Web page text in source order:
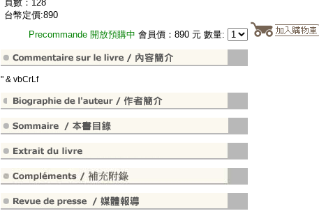
頁數：128
台幣定價:890
Precommande 開放預購中 會員價：890 元 數量:
" & vbCrLf